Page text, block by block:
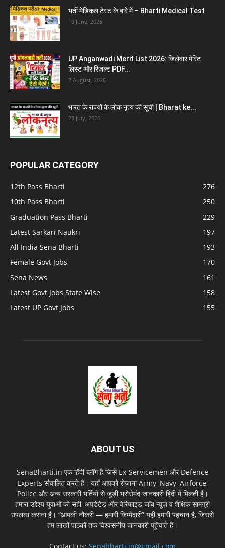
भर्ती मेडिकल टेस्ट के बारे में – Bharti Medical Test
19 June, 2026
UP Anganwadi Merit List 2026: जिलेवार मेरिट
लिस्ट और रिजल्ट PDF...
7 August, 2026
भारत के राज्यों के लोक नृत्य की सूची | Bharat ke...
23 July, 2026
POPULAR CATEGORY
12th Pass Bharti
276
10th Pass Bharti
250
Graduation Pass Bharti
229
Latest Sarkari Naukri
197
All India Sena Bharti
193
Female Govt Jobs
170
Sena News
161
Latest Govt Jobs State Wise
158
Latest UP Govt Jobs
155
ABOUT US
SenaBharti.in एक हिंदी ब्लॉग है जिसे Ex‑Servicemen और Defence
Experts संचालित करते हैं। यहाँ आपको रोज़ाना Army, Navy, Airforce,
Police और अन्य सरकारी भर्तियों से जुड़ी भरोसेमंद जानकारी हिंदी में मिलती है।
हमारा उद्देश्य युवाओं को सही, अपडेटेड और वेरिफाइड जॉब न्यूज़ व शैक्षिक सामग्री
उपलब्ध कराना है। “आपकी नौकरी — हमारी जिम्मेदारी” यही हमारी पहचान है, जिससे
हम लाखों पाठकों तक विश्वसनीय जानकारी पहुँचाते हैं।